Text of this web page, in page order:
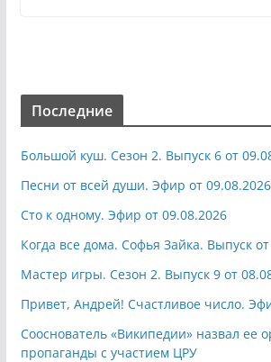
Последние
Большой куш. Сезон 2. Выпуск 6 от
Песни от всей души. Эфир от 09.08.2026
Сто к одному. Эфир от 09.08.2026
Когда все дома. Софья Зайка. Выпуск
Мастер игры. Сезон 2. Выпуск 9 от
Привет, Андрей! Счастливое число.
Сооснователь «Википедии» назвал ее
пропаганды с участием ЦРУ